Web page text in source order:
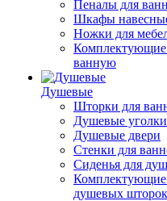
Пеналы для
Шкафы
Ножки для
Комплектующие
ванную
Душевые
Шторки для
Душевые уголки
Душевые двери
Стенки для
Сиденья для
Комплектующие
душевых шторок